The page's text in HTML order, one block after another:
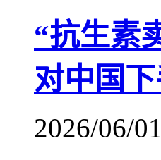
“抗生素
对中国
2026/06/01